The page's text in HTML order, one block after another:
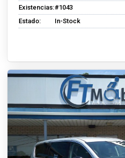
Existencias:#1043
Estado:
In-Stock